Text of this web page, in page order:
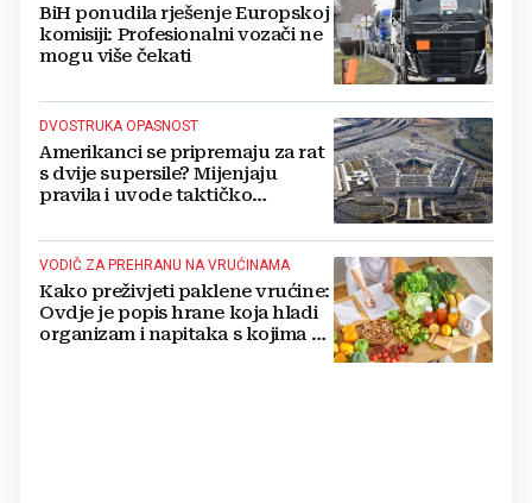
BiH ponudila rješenje Europskoj
komisiji: Profesionalni vozači ne
mogu više čekati
DVOSTRUKA OPASNOST
Amerikanci se pripremaju za rat
s dvije supersile? Mijenjaju
pravila i uvode taktičko
VODIČ ZA PREHRANU NA VRUĆINAMA
Kako preživjeti paklene vrućine:
Ovdje je popis hrane koja hladi
organizam i napitaka s kojima si